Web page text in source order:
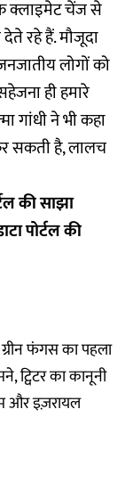
क्लाइमेट चेंज से
रहे हैं. मौजूदा
लोगों को
ही हमारे
गांधी ने भी कहा
सकती है, लालच
की साझा
पोर्टल की
फंगस का पहला
ट्विटर का कानूनी
और इज़रायल